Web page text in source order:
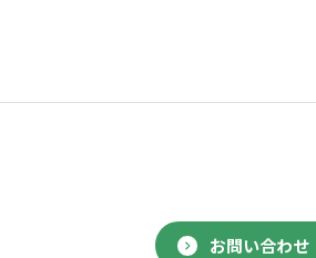
お問い合わせ